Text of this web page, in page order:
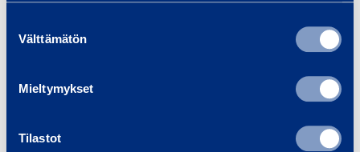
valinta
Välttämätön
Mieltymykset
Tilastot
Hallinto
Harjoittelupaikat ja opinnäytetyöt